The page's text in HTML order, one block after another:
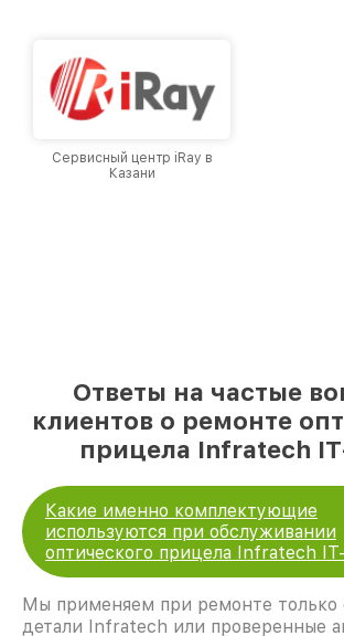
Сервисный центр iRay в
Казани
Ответы на частые
клиентов о ремонте
прицела Infratech
Какие именно комплектующие
используются при обслуживании
оптического прицела Infratech
Мы применяем при ремонте
детали Infratech или проверенные